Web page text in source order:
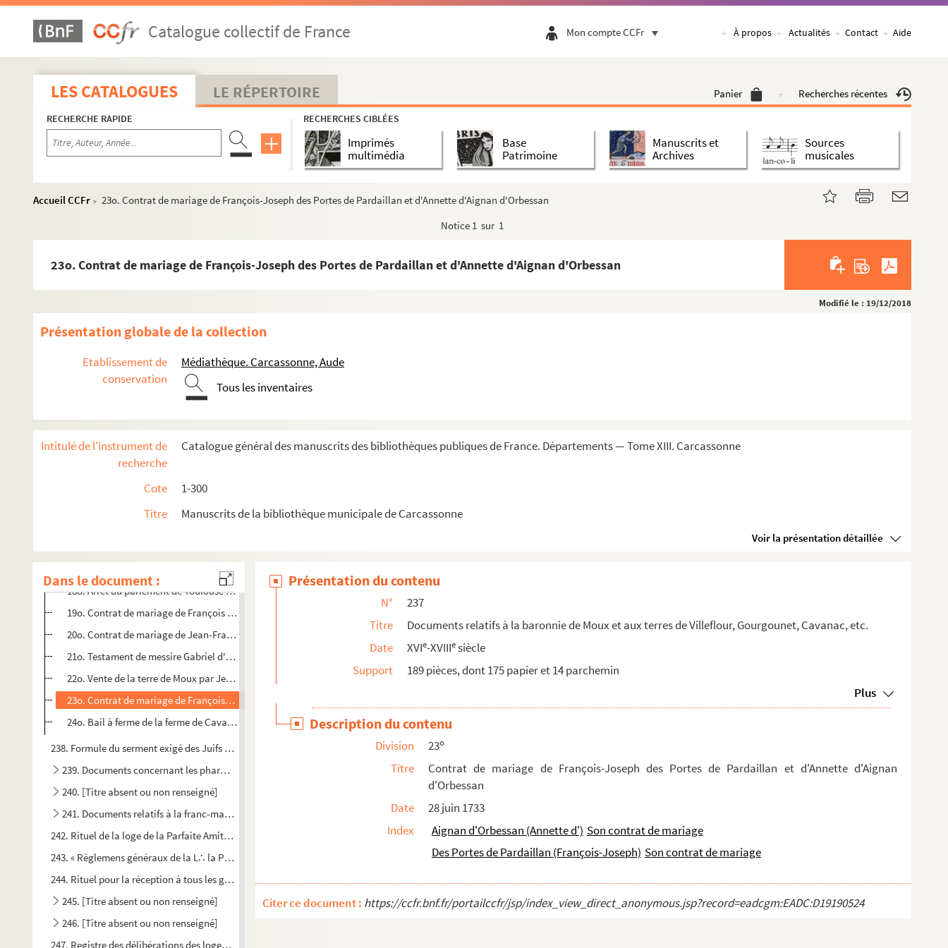
Catalogue collectif de France Mon compte CCFr À propos Actualités Contact Aide
LES CATALOGUES LE RÉPERTOIRE Panier Recherches récentes
RECHERCHE RAPIDE RECHERCHES CIBLÉES
Imprimés
multimédia
Base
Patrimoine
Manuscrits et
Archives
Sources
musicales
Accueil CCFr > 23o. Contrat de mariage de François-Joseph des Portes de Pardaillan et d'Annette d'Aignan d'Orbessan
Notice 1 sur 1
23o. Contrat de mariage de François-Joseph des Portes de Pardaillan et d'Annette d'Aignan d'Orbessan
Modifié le : 19/12/2018
Présentation globale de la collection
Etablissement de
conservation
Médiathèque. Carcassonne, Aude
Tous les inventaires
Intitulé de l'instrument de
recherche
Catalogue général des manuscrits des bibliothèques publiques de France. Départements — Tome XIII. Carcassonne
Cote
1-300
Titre
Manuscrits de la bibliothèque municipale de Carcassonne
Voir la présentation détaillée
Dans le document :
229. Plans des ponts du diocèse de Narbonne
230. « Mémoire pour M. de Poulhariez de Saint-André, citoyen de la ville de Marseille, nouvel acquéreur d...
231. Poésies patoises, attribuées à M. Samary, curé de la cité
232. Renseignements archéologiques sur la commune de Payra, fournis par M. Vassal fils, instituteur publi...
233. Documents relatifs à Carcassonne. Première série
234. Dossier de pièces diverses relatives à l'histoire de Carcassonne. Deuxième série
235. Documents relatifs à l'histoire de Carcassonne et de la région. Troisième série
236. Documents relatifs à l'histoire de Carcassonne et de la région. Copies envoyées à la Société des art...
237. Documents relatifs à la baronnie de Moux et aux terres de Villeflour, Gourgounet, Cavanac, etc.
1o. Extrait du procès-verbal du commissaire et transaction entre les consuls de Villeflour et le seigneu...
2o. Contrat de vente de la terre de Gourgounet, fief de Villeflour, et d'un fief à Cavanac, de l'an 1423
3o. Échange entre Jean Brau de Mossan et Nicolas d'Alcoynes, seigneur de Durfort, de terres sises à Moss...
6o. Vente d'une métairie et terres sises à Moux faite par Joachim Beaushomes à Henri Sabatier, notaire
8o. Vente d'une terre à Moux au même seigneur par Jean Guibert. 6 juillet 1539
9o. Vente de la moitié d'une maison sise à Moux au même par Pierre Royx
12o. Procès entre François de Reynier, conseiller au Parlement, contre Jean-François d'Aban, seigneur et ...
13o. Copie d'un vidimus par le sénéchal de Carcassonne d'un acte de 1282 concernant les droits des habita...
17o. « Copie de transaction entre Vital de Lestang, évesque de Carcassonne, et noble Louis de Siran, seig...
18o. Arrêt du parlement de Toulouse en faveur de Vital de Lestang, évêque de Carcassonne, contre les habi...
19o. Contrat de mariage de François d'Aban, fils d'Anne d'Aban, baron de Moux, et de Paule de Thoulouze, ...
20o. Contrat de mariage de Jean-François d'Aban, chevalier de Moux, et de Toinette de Bardichon
21o. Testament de messire Gabriel d'Alibert, baron de Moux
22o. Vente de la terre de Moux par Jean-François d'Aban à Gabriel d'Alibert
23o. Contrat de mariage de François-Joseph des Portes de Pardaillan et d'Annette d'Aignan d'Orbessan
24o. Bail à ferme de la ferme de Cavanac par Anne-Claire de Voisins, veuve de Gabriel-Guillaume de Siran,...
238. Formule du serment exigé des Juifs habitant Carcassonne au XIII
siècle
239. Documents concernant les pharmaciens de Castelnaudary
240. [Titre absent ou non renseigné]
241. Documents relatifs à la franc-maçonnerie ayant appartenu au baron Peyrusse
242. Rituel de la loge de la Parfaite Amitié O∴ de Carcassonne. — 1
. Réception au grade d'apprenti. — 2o
243. « Règlemens généraux de la L∴ la Parfaite Amitié à l'O∴ de Carcassone »
244. Rituel pour la réception à tous les grades du premier au 32
245. [Titre absent ou non renseigné]
246. [Titre absent ou non renseigné]
247. Registre des délibérations des loges de Saint Jean et de la Parfaite Vérité, du 7 janvier 1774 au 26...
Présentation du contenu
N°
237
Titre
Documents relatifs à la baronnie de Moux et aux terres de Villeflour, Gourgounet, Cavanac, etc.
Date
XVIe-XVIIIesiècle
Support
189 pièces, dont 175 papier et 14 parchemin
Plus
Description du contenu
Division 23o
Titre
Contrat de mariage de François-Joseph des Portes de Pardaillan et d'Annette d'Aignan
d'Orbessan
Date
28 juin 1733
Index
Aignan d'Orbessan (Annette d') Son contrat de mariage
Des Portes de Pardaillan (François-Joseph) Son contrat de mariage
Citer ce document : https://ccfr.bnf.fr/portailccfr/jsp/index_view_direct_anonymous.jsp?record=eadcgm:EADC:D19190524